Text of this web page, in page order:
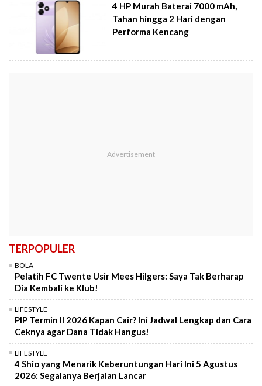
4 HP Murah Baterai 7000 mAh,
Tahan hingga 2 Hari dengan
Performa Kencang
TERPOPULER
BOLA
Pelatih FC Twente Usir Mees Hilgers: Saya Tak Berharap
Dia Kembali ke Klub!
LIFESTYLE
PIP Termin II 2026 Kapan Cair? Ini Jadwal Lengkap dan Cara
Ceknya agar Dana Tidak Hangus!
LIFESTYLE
4 Shio yang Menarik Keberuntungan Hari Ini 5 Agustus
2026: Segalanya Berjalan Lancar